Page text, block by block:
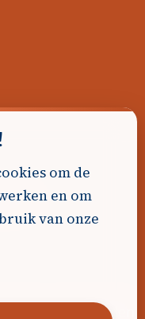
ons!
voorwaarden
om de
en om
van onze